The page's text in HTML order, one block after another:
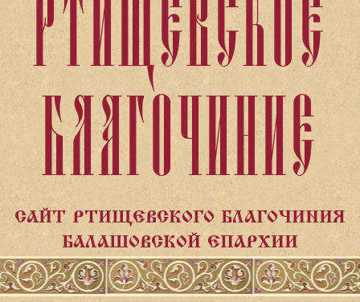
БЛАГОЧИНИЕ
САЙТ РТИЩЕВСКОГО БЛАГОЧИНИЯ
БАЛАШОВСКОЙ ЕПАРХИИ